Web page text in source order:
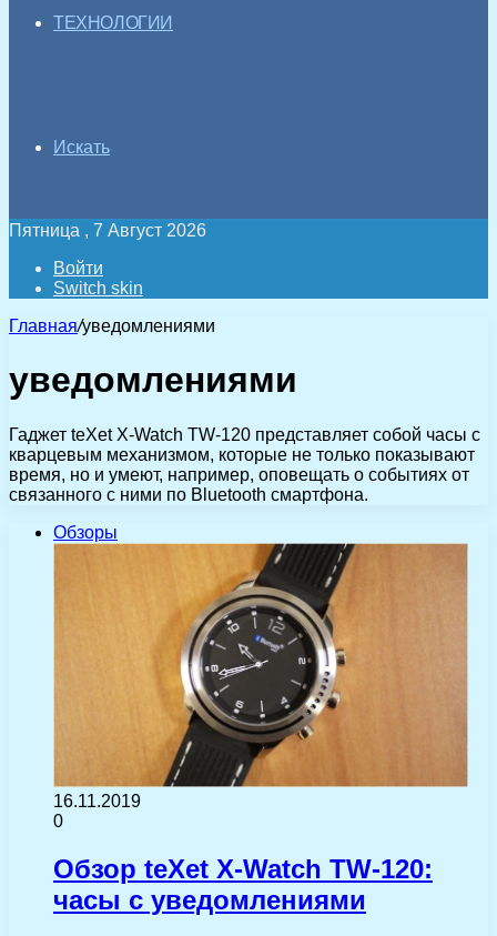
ТЕХНОЛОГИИ
Искать
Пятница , 7 Август 2026
Войти
Switch skin
Главная/уведомлениями
уведомлениями
Гаджет teXet X-Watch TW-120 представляет собой часы с
кварцевым механизмом, которые не только показывают
время, но и умеют, например, оповещать о событиях от
связанного с ними по Bluetooth смартфона.
Обзоры
16.11.2019
0
Обзор teXet X-Watch TW-120:
часы с уведомлениями